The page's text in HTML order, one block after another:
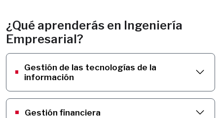
¿Qué aprenderás en Ingeniería
Empresarial?
Gestión de las tecnologías de la
información
Gestión financiera